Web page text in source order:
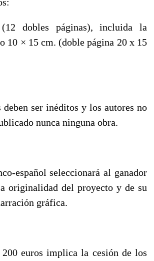
dobles páginas), incluida la
10 × 15 cm. (doble página 20 x 15
ser inéditos y los autores no
nunca ninguna obra.
español seleccionará al ganador
originalidad del proyecto y de su
gráfica.
euros implica la cesión de los